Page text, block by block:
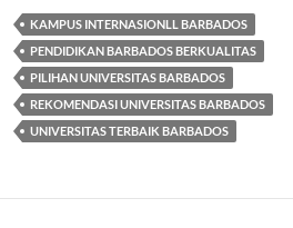
KAMPUS INTERNASIONLL BARBADOS
PENDIDIKAN BARBADOS BERKUALITAS
PILIHAN UNIVERSITAS BARBADOS
REKOMENDASI UNIVERSITAS BARBADOS
UNIVERSITAS TERBAIK BARBADOS